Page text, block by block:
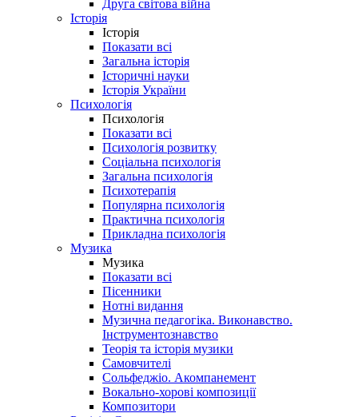
Друга світова війна
Історія
Історія
Показати всі
Загальна історія
Історичні науки
Історія України
Психологія
Психологія
Показати всі
Психологія розвитку
Соціальна психологія
Загальна психологія
Психотерапія
Популярна психологія
Практична психологія
Прикладна психологія
Музика
Музика
Показати всі
Пісенники
Нотні видання
Музична педагогіка. Виконавство.
Інструментознавство
Теорія та історія музики
Самовчителі
Сольфеджіо. Акомпанемент
Вокально-хорові композиції
Композитори